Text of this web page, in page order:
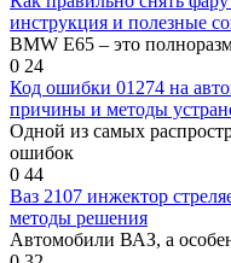
инструкция и полезные
BMW E65 – это
0 24
Код ошибки 01274 на
причины и методы
Одной из самых
ошибок
0 44
Ваз 2107 инжектор
методы решения
Автомобили ВАЗ, а